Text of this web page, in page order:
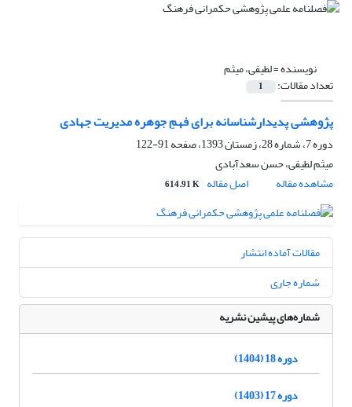
نویسنده =لطیفی، میثم
تعداد مقالات: 1
پژوهشی پدیدارشناسانه برای فهمِ جوهره مدیریت جهادی
دوره 7، شماره 28، زمستان 1393، صفحه
91-122
میثم لطیفی، حسن سعدآبادی
مشاهده مقاله
اصل مقاله 614.91 K
مقالات آماده انتشار
شماره جاری
شماره‌های پیشین نشریه
دوره 18 (1404)
دوره 17 (1403)